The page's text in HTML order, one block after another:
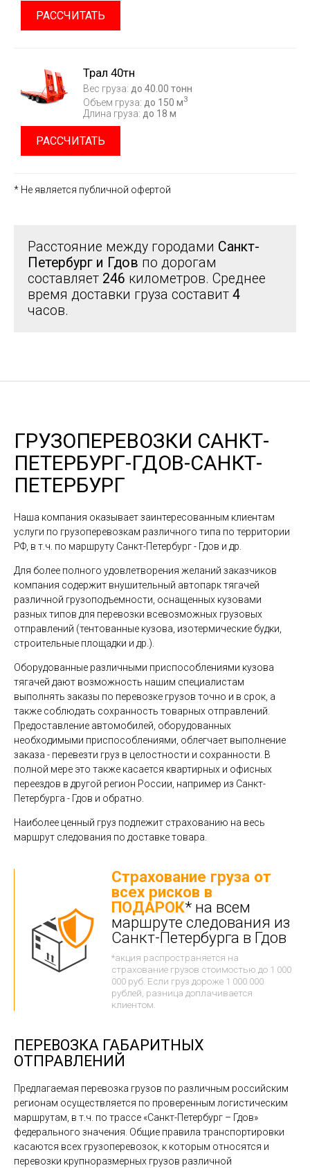
РАССЧИТАТЬ
Трал 40тн
Вес груза: до 40.00 тонн
Объем груза: до 150 м3
Длина груза: до 18 м
РАССЧИТАТЬ
* Не является публичной офертой
Расстояние между городами Санкт-
Петербург и Гдов по дорогам
составляет 246 километров. Среднее
время доставки груза составит 4
часов.
ГРУЗОПЕРЕВОЗКИ САНКТ-
ПЕТЕРБУРГ-ГДОВ-САНКТ-
ПЕТЕРБУРГ
Наша компания оказывает заинтересованным клиентам
услуги по грузоперевозкам различного типа по территории
РФ, в т.ч. по маршруту Санкт-Петербург - Гдов и др.
Для более полного удовлетворения желаний заказчиков
компания содержит внушительный автопарк тягачей
различной грузоподъемности, оснащенных кузовами
разных типов для перевозки всевозможных грузовых
отправлений (тентованные кузова, изотермические будки,
строительные площадки и др.).
Оборудованные различными приспособлениями кузова
тягачей дают возможность нашим специалистам
выполнять заказы по перевозке грузов точно и в срок, а
также соблюдать сохранность товарных отправлений.
Предоставление автомобилей, оборудованных
необходимыми приспособлениями, облегчает выполнение
заказа - перевезти груз в целостности и сохранности. В
полной мере это также касается квартирных и офисных
переездов в другой регион России, например из Санкт-
Петербурга - Гдов и обратно.
Наиболее ценный груз подлежит страхованию на весь
маршрут следования по доставке товара.
Страхование груза от
всех рисков в
ПОДАРОК* на всем
маршруте следования из
Санкт-Петербурга в Гдов
*акция распространяется на
страхование грузов стоимостью до 1 000
000 руб. Если груз дороже 1 000 000
рублей, разница доплачивается
клиентом.
ПЕРЕВОЗКА ГАБАРИТНЫХ
ОТПРАВЛЕНИЙ
Предлагаемая перевозка грузов по различным российским
регионам осуществляется по проверенным логистическим
маршрутам, в т.ч. по трассе «Санкт-Петербург – Гдов»
федерального значения. Общие правила транспортировки
касаются всех грузоперевозок, к которым относятся и
перевозки крупноразмерных грузов различной